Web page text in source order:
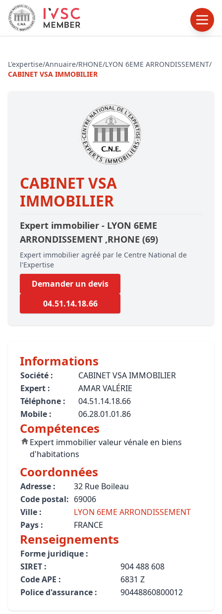
L'expertise/Annuaire/RHONE/LYON 6EME ARRONDISSEMENT/
CABINET VSA IMMOBILIER
CABINET VSA
IMMOBILIER
Expert immobilier - LYON 6EME
ARRONDISSEMENT ,RHONE (69)
Expert immobilier agréé par le Centre National de
l'Expertise
Demander un devis
04.51.14.18.66
Informations
Société :
CABINET VSA IMMOBILIER
Expert :
AMAR VALÉRIE
Téléphone :
04.51.14.18.66
Mobile :
06.28.01.01.86
Compétences
Expert immobilier valeur vénale en biens
d'habitations
Coordonnées
Adresse :
32 Rue Boileau
Code postal: 69006
Ville :
LYON 6EME ARRONDISSEMENT
Pays :
FRANCE
Renseignements
Forme juridique :
SIRET :
904 488 608
Code APE :
6831 Z
Police d'assurance :
90448860800012